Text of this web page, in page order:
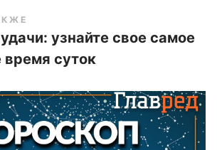
узнайте свое самое
суток